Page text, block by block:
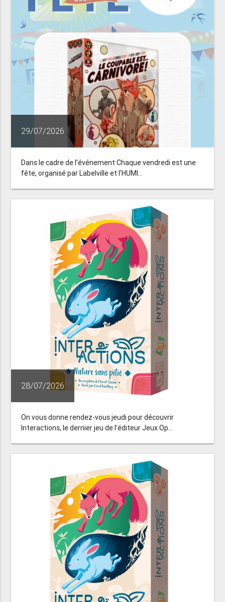
29/07/2026
Dans le cadre de l’événement Chaque vendredi est une
fête, organisé par Labelville et l’HUMI...
28/07/2026
On vous donne rendez-vous jeudi pour découvrir
Interactions, le dernier jeu de l’éditeur Jeux Op...